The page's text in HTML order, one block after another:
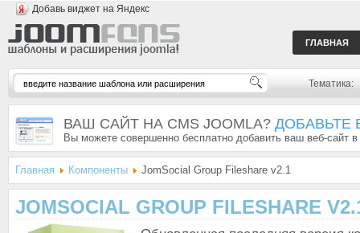
Добавь виджет на Яндекс
ГЛАВНАЯ
Тематика:
ВАШ САЙТ НА CMS JOOMLA? ДОБАВЬТЕ
Вы можете совершенно бесплатно добавить ваш веб-сайт
Главная Компоненты JomSocial Group Fileshare v2.1
JOMSOCIAL GROUP FILESHARE